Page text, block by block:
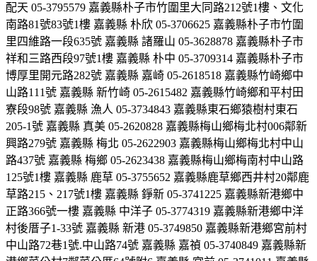
配天 05-3795579 嘉義縣朴子市竹圍里大同路212號1樓、文化
南路81號83號1樓 嘉義縣 朴欣 05-3706625 嘉義縣朴子市竹圍
里四維路一段635號 嘉義縣 諸羅山 05-3628878 嘉義縣朴子市
祥和三路西段97號1樓 嘉義縣 朴中 05-3709314 嘉義縣朴子市
博厚里開元路282號 嘉義縣 嘉崎 05-2618518 嘉義縣竹崎鄉中
山路111號 嘉義縣 新竹崎 05-2615482 嘉義縣竹崎鄉和平村田
寮段98號 嘉義縣 漁人 05-3734843 嘉義縣東石鄉猿樹村東石
205-1號 嘉義縣 真美 05-2620828 嘉義縣梅山鄉梅北村006鄰新
興路279號 嘉義縣 梅北 05-2622903 嘉義縣梅山鄉梅北村中山
路437號 嘉義縣 梅鄉 05-2623438 嘉義縣梅山鄉梅南村中山路
125號1樓 嘉義縣 鹿草 05-3755652 嘉義縣鹿草鄉西井村20鄰鹿
草路215、217號1樓 嘉義縣 錚新 05-3741225 嘉義縣新港鄉中
正路366號一樓 嘉義縣 中洋子 05-3774319 嘉義縣新港鄉中洋
村後厝子1-33號 嘉義縣 新港 05-3749850 嘉義縣新港鄉宮前村
中山路72巷1號.中山路74號 嘉義縣 嘉禎 05-3740849 嘉義縣新